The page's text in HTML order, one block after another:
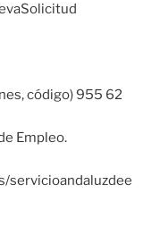
código) 955 62
Empleo.
servicioandaluzdee